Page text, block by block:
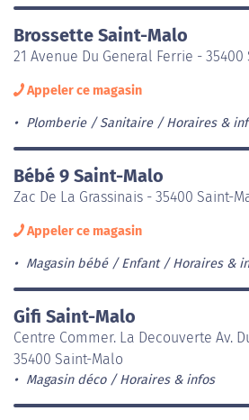
Brossette Saint-Malo
21 Avenue Du General Ferrie - 35400
Appeler ce magasin
Plomberie / Sanitaire Horaires &
Bébé 9 Saint-Malo
Zac De La Grassinais - 35400 Saint-
Appeler ce magasin
Magasin bébé / Enfant Horaires &
Gifi Saint-Malo
Centre Commer. La Decouverte Av.
35400 Saint-Malo
Magasin déco Horaires & infos